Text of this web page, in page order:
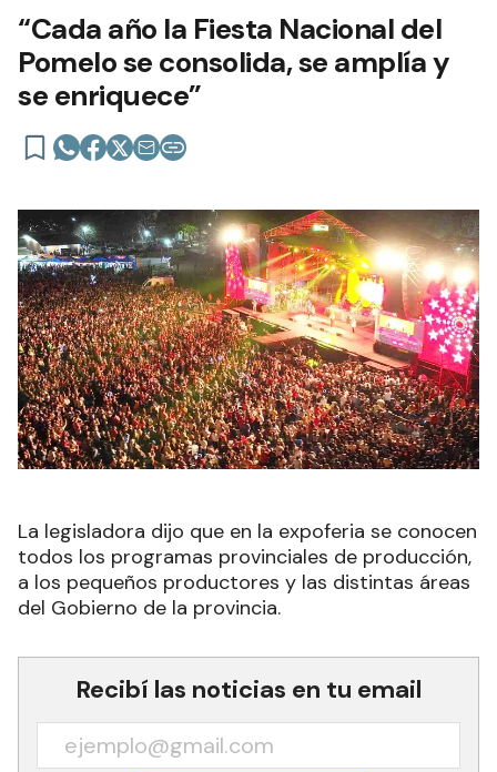
“Cada año la Fiesta Nacional del
Pomelo se consolida, se amplía y
se enriquece”
La legisladora dijo que en la expoferia se conocen
todos los programas provinciales de producción,
a los pequeños productores y las distintas áreas
del Gobierno de la provincia.
Recibí las noticias en tu email